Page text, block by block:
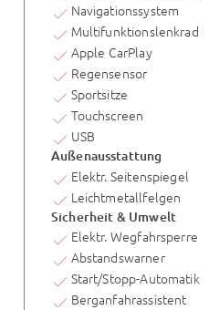
Navigationssystem
Multifunktionslenkrad
Apple CarPlay
Regensensor
Sportsitze
Touchscreen
USB
Außenausstattung
Elektr. Seitenspiegel
Leichtmetallfelgen
Sicherheit & Umwelt
Elektr. Wegfahrsperre
Abstandswarner
Start/Stopp-Automatik
Berganfahrassistent